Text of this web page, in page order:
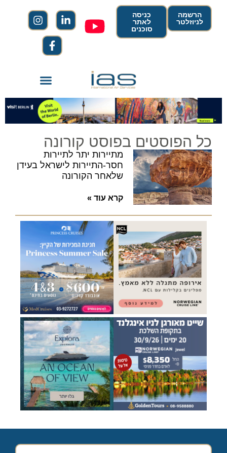
הרשמה
לניוזלטר
כניסה
לאתר
סוכנים
כל הפוסטים בפוסט קורונה
מתיירות יתר לתיירות
חסר-התיירות לישראל בעידן
שלאחר הקורונה
קרא עוד »